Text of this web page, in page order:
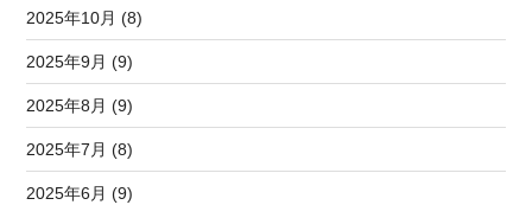
2025年10月 (8)
2025年9月 (9)
2025年8月 (9)
2025年7月 (8)
2025年6月 (9)